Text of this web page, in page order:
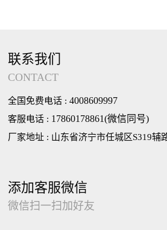
联系我们
CONTACT
全国免费电话 :4008609997
客服电话 : 17860178861(微信同号)
厂家地址 : 山东省济宁市任城区S319辅
添加客服微信
微信扫一扫加好友